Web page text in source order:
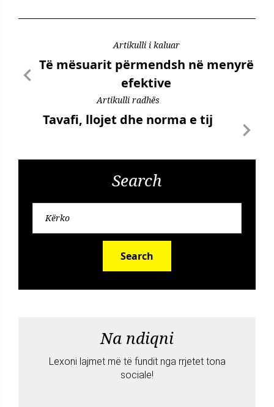
Artikulli i kaluar
Të mësuarit përmendsh në menyrë
efektive
Artikulli radhës
Tavafi, llojet dhe norma e tij
Search
Search
Na ndiqni
Lexoni lajmet më të fundit nga rrjetet tona
sociale!